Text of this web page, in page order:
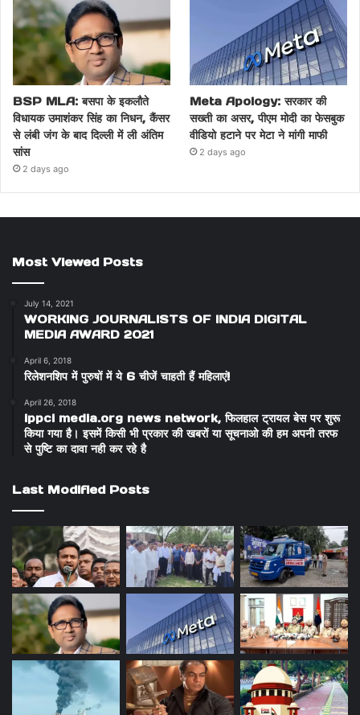
BSP MLA: बसपा के इकलौते
विधायक उमाशंकर सिंह का निधन, कैंसर
से लंबी जंग के बाद दिल्ली में ली अंतिम
सांस
2 days ago
Meta Apology: सरकार की
सख्ती का असर, पीएम मोदी का फेसबुक
वीडियो हटाने पर मेटा ने मांगी माफी
2 days ago
Most Viewed Posts
July 14, 2021
WORKING JOURNALISTS OF INDIA DIGITAL
MEDIA AWARD 2021
April 6, 2018
रिलेशनशिप में पुरुषों में ये 6 चीजें चाहती हैं महिलाएं!
April 26, 2018
ippci media.org news network, फिलहाल ट्रायल बेस पर शुरू
किया गया है। इसमें किसी भी प्रकार की खबरों या सूचनाओ की हम अपनी तरफ
से पुष्टि का दावा नही कर रहे है
Last Modified Posts